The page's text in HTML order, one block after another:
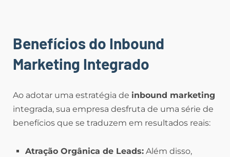
Benefícios do Inbound
Marketing Integrado
Ao adotar uma estratégia de inbound marketing
integrada, sua empresa desfruta de uma série de
benefícios que se traduzem em resultados reais:
Atração Orgânica de Leads: Além disso,